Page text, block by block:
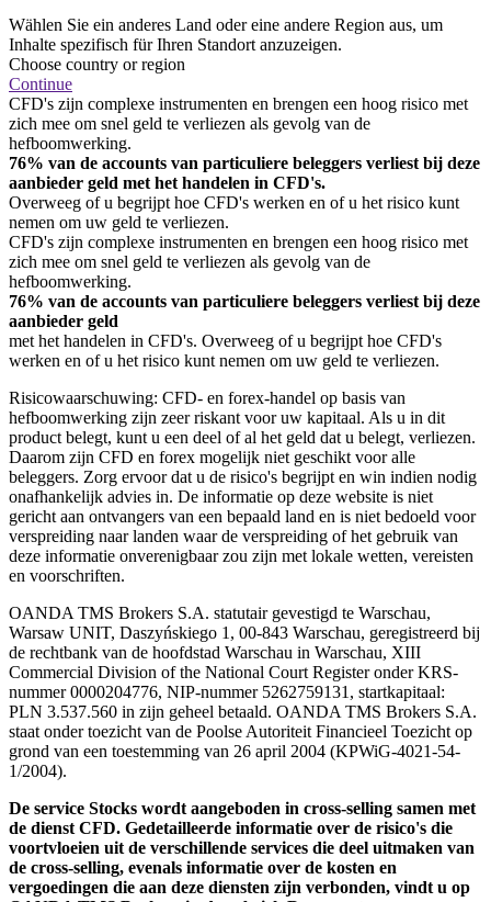
Wählen Sie ein anderes Land oder eine andere Region aus, um
Inhalte spezifisch für Ihren Standort anzuzeigen.
Choose country or region
Continue
CFD's zijn complexe instrumenten en brengen een hoog risico met
zich mee om snel geld te verliezen als gevolg van de
hefboomwerking.
76% van de accounts van particuliere beleggers verliest bij deze
aanbieder geld met het handelen in CFD's.
Overweeg of u begrijpt hoe CFD's werken en of u het risico kunt
nemen om uw geld te verliezen.
CFD's zijn complexe instrumenten en brengen een hoog risico met
zich mee om snel geld te verliezen als gevolg van de
hefboomwerking.
76% van de accounts van particuliere beleggers verliest bij deze
aanbieder geld
met het handelen in CFD's. Overweeg of u begrijpt hoe CFD's
werken en of u het risico kunt nemen om uw geld te verliezen.
Risicowaarschuwing: CFD- en forex-handel op basis van
hefboomwerking zijn zeer riskant voor uw kapitaal. Als u in dit
product belegt, kunt u een deel of al het geld dat u belegt, verliezen.
Daarom zijn CFD en forex mogelijk niet geschikt voor alle
beleggers. Zorg ervoor dat u de risico's begrijpt en win indien nodig
onafhankelijk advies in. De informatie op deze website is niet
gericht aan ontvangers van een bepaald land en is niet bedoeld voor
verspreiding naar landen waar de verspreiding of het gebruik van
deze informatie onverenigbaar zou zijn met lokale wetten, vereisten
en voorschriften.
OANDA TMS Brokers S.A. statutair gevestigd te Warschau,
Warsaw UNIT, Daszyńskiego 1, 00-843 Warschau, geregistreerd bij
de rechtbank van de hoofdstad Warschau in Warschau, XIII
Commercial Division of the National Court Register onder KRS-
nummer 0000204776, NIP-nummer 5262759131, startkapitaal:
PLN 3.537.560 in zijn geheel betaald. OANDA TMS Brokers S.A.
staat onder toezicht van de Poolse Autoriteit Financieel Toezicht op
grond van een toestemming van 26 april 2004 (KPWiG-4021-54-
1/2004).
De service Stocks wordt aangeboden in cross-selling samen met
de dienst CFD. Gedetailleerde informatie over de risico's die
voortvloeien uit de verschillende services die deel uitmaken van
de cross-selling, evenals informatie over de kosten en
vergoedingen die aan deze diensten zijn verbonden, vindt u op